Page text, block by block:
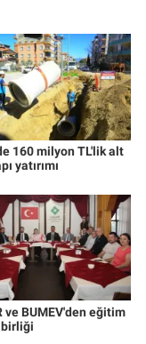
160 milyon TL'lik alt
yatırımı
ve BUMEV'den eğitim